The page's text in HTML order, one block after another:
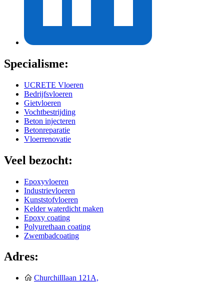
Specialisme:
UCRETE Vloeren
Bedrijfsvloeren
Gietvloeren
Vochtbestrijding
Beton injecteren
Betonreparatie
Vloerrenovatie
Veel bezocht:
Epoxyvloeren
Industrievloeren
Kunststofvloeren
Kelder waterdicht maken
Epoxy coating
Polyurethaan coating
Zwembadcoating
Adres:
Churchilllaan 121A,